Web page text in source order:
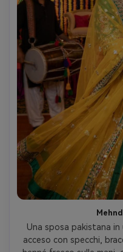
Una sposa pakistana
acceso con specchi,